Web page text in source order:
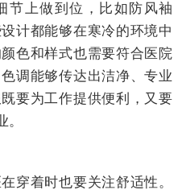
节上做到位，比如防风袖
计都能够在寒冷的环境中
色和样式也需要符合医院
调能够传达出洁净、专业
要为工作提供便利，又要
穿着时也要关注舒适性。